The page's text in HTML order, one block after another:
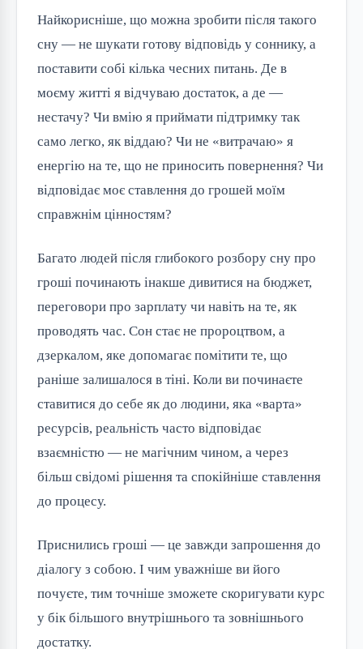
Найкорисніше, що можна зробити після такого
сну — не шукати готову відповідь у соннику, а
поставити собі кілька чесних питань. Де в
моєму житті я відчуваю достаток, а де —
нестачу? Чи вмію я приймати підтримку так
само легко, як віддаю? Чи не «витрачаю» я
енергію на те, що не приносить повернення? Чи
відповідає моє ставлення до грошей моїм
справжнім цінностям?
Багато людей після глибокого розбору сну про
гроші починають інакше дивитися на бюджет,
переговори про зарплату чи навіть на те, як
проводять час. Сон стає не пророцтвом, а
дзеркалом, яке допомагає помітити те, що
раніше залишалося в тіні. Коли ви починаєте
ставитися до себе як до людини, яка «варта»
ресурсів, реальність часто відповідає
взаємністю — не магічним чином, а через
більш свідомі рішення та спокійніше ставлення
до процесу.
Приснились гроші — це завжди запрошення до
діалогу з собою. І чим уважніше ви його
почуєте, тим точніше зможете скоригувати курс
у бік більшого внутрішнього та зовнішнього
достатку.